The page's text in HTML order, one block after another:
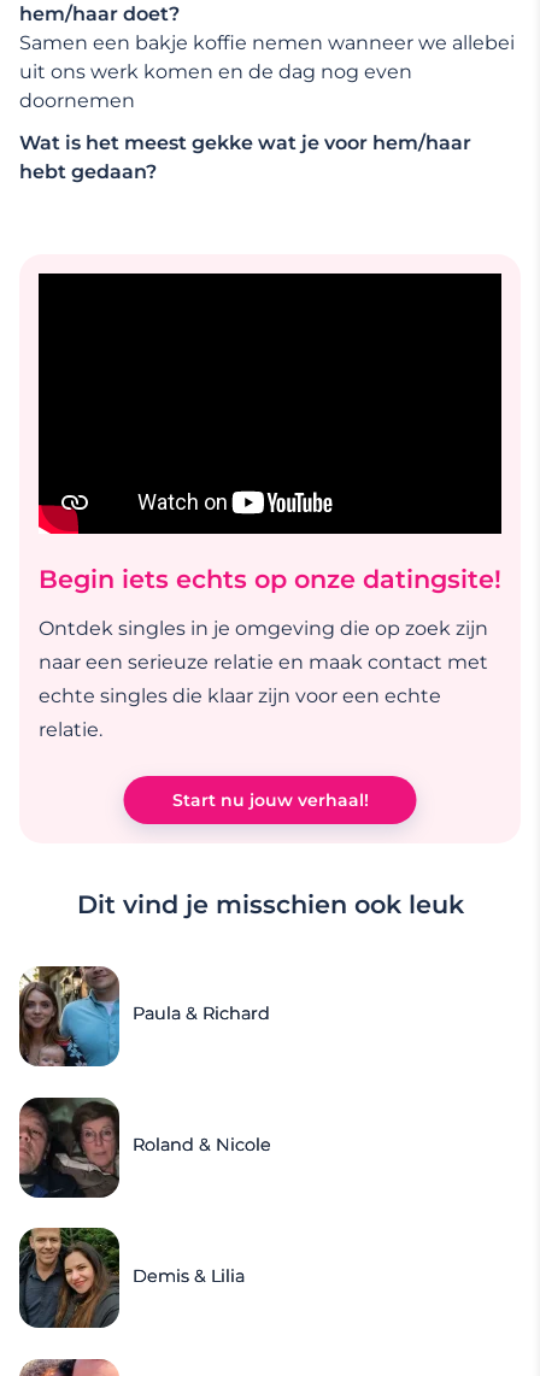
hem/haar doet?
Samen een bakje koffie nemen wanneer we allebei
uit ons werk komen en de dag nog even
doornemen
Wat is het meest gekke wat je voor hem/haar
hebt gedaan?
Begin iets echts op onze datingsite!
Ontdek singles in je omgeving die op zoek zijn
naar een serieuze relatie en maak contact met
echte singles die klaar zijn voor een echte
relatie.
Start nu jouw verhaal!
Dit vind je misschien ook leuk
Paula & Richard
Roland & Nicole
Demis & Lilia